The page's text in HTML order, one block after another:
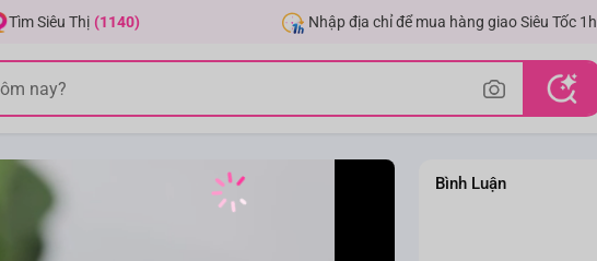
Tìm Siêu Thị (1140) Nhập địa chỉ để mua hàng giao Siêu Tốc 1h
Bình Luận